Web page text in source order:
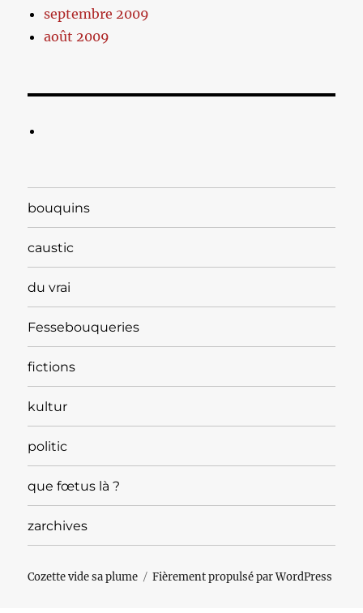
septembre 2009
août 2009
bouquins
caustic
du vrai
Fessebouqueries
fictions
kultur
politic
que fœtus là ?
zarchives
Cozette vide sa plume Fièrement propulsé par WordPress